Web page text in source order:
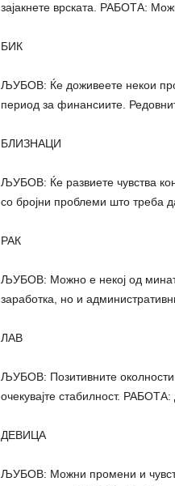
зајакнете врската. РАБОТА:
БИК
ЉУБОВ: Ќе доживеете некои
период за финансиите.
БЛИЗНАЦИ
ЉУБОВ: Ќе развиете чувства
со бројни проблеми што треба
РАК
ЉУБОВ: Можно е некој од
заработка, но и
ЛАВ
ЉУБОВ: Позитивните
очекувајте стабилност.
ДЕВИЦА
ЉУБОВ: Можни промени и